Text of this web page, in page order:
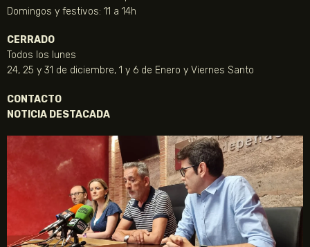
Domingos y festivos: 11 a 14h
CERRADO
Todos los lunes
24, 25 y 31 de diciembre, 1 y 6 de Enero y Viernes Santo
CONTACTO
NOTICIA DESTACADA